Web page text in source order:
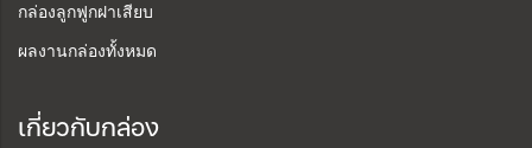
กล่องลูกฟูกฝาเสียบ
ผลงานกล่องทั้งหมด
เกี่ยวกับกล่อง